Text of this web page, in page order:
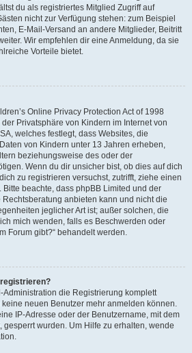
du als registriertes Mitglied Zugriff auf
nicht zur Verfügung stehen: zum Beispiel
E-Mail-Versand an andere Mitglieder, Beitritt
Wir empfehlen dir eine Anmeldung, da sie
Vorteile bietet.
Online Privacy Protection Act of 1998
Privatsphäre von Kindern im Internet von
welches festlegt, dass Websites, die
von Kindern unter 13 Jahren erheben,
beziehungsweise des oder der
Wenn du dir unsicher bist, ob dies auf dich
zu registrieren versuchst, zutrifft, ziehe einen
beachte, dass phpBB Limited und der
anbieten kann und nicht die
jeglicher Art ist; außer solchen, die
mich wenden, falls es Beschwerden oder
Forum gibt?“ behandelt werden.
Administration die Registrierung komplett
neuen Benutzer mehr anmelden können.
IP-Adresse oder der Benutzername, mit dem
gesperrt wurden. Um Hilfe zu erhalten, wende